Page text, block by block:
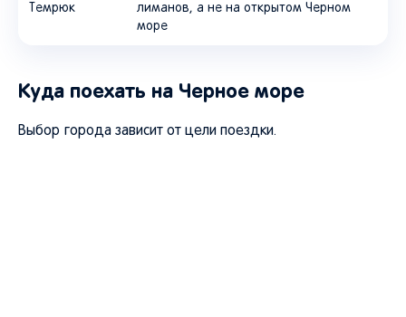
Темрюк
лиманов, а не на открытом Черном
море
Куда поехать на Черное море
Выбор города зависит от цели поездки.